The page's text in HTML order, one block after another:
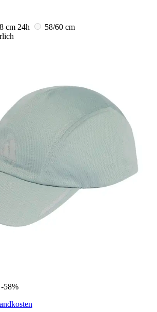
cm 24h
58/60 cm
-58%